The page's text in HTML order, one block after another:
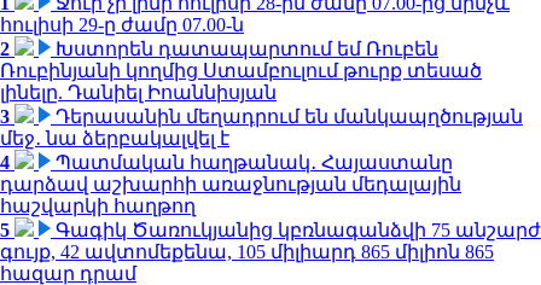
հուլիսի 29-ը ժամը 07.00-ն
2
Խստորեն դատապարտում եմ Ռուբեն
Ռուբինյանի կողմից Ստամբուլում թուրք տեսած
լինելը. Դանիել Իոաննիսյան
3
Դերասանին մեղադրում են մանկապղծության
մեջ․ նա ձերբակալվել է
4
Պատմական հաղթանակ․ Հայաստանը
դարձավ աշխարհի առաջնության մեդալային
հաշվարկի հաղթող
5
Գագիկ Ծառուկյանից կբռնագանձվի 75 անշարժ
գույք, 42 ավտոմեքենա, 105 միլիարդ 865 միլիոն 865
հազար դրամ